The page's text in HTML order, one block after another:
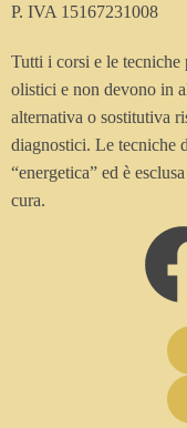
P. IVA 15167231008
Tutti i corsi e le tecniche
olistici e non devono in
alternativa o sostitutiva
diagnostici. Le tecniche
“energetica” ed è
cura.